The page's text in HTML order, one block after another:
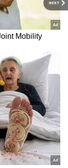
NEXT